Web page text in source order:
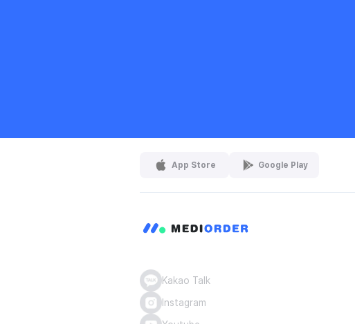
App Store Google Play
Kakao Talk
Instagram